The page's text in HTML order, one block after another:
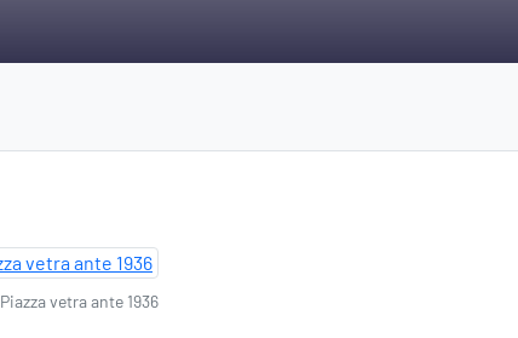
Piazza vetra ante 1936